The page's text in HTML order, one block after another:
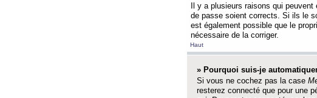
Il y a plusieurs raisons qui
de passe soient corrects. Si ils le
est également possible que le
nécessaire de la corriger.
Haut
» Pourquoi suis-je
Si vous ne cochez pas la case
resterez connecté que pour une